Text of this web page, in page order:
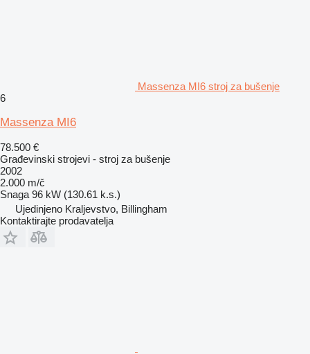
Massenza MI6 stroj za bušenje
6
Massenza MI6
78.500 €
Građevinski strojevi - stroj za bušenje
2002
2.000 m/č
Snaga 96 kW (130.61 k.s.)
Ujedinjeno Kraljevstvo, Billingham
Kontaktirajte prodavatelja